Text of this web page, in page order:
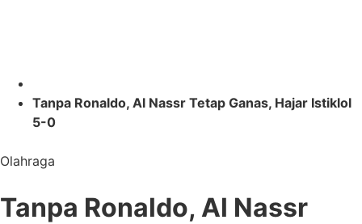
Tanpa Ronaldo, Al Nassr Tetap Ganas, Hajar Istiklol
5-0
Olahraga
Tanpa Ronaldo, Al Nassr